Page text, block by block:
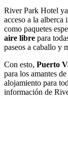
River Park Hotel
acceso a la
como paquetes
aire libre para
paseos a caballo y
Con esto, Puerto
para los amantes
alojamiento para
información de